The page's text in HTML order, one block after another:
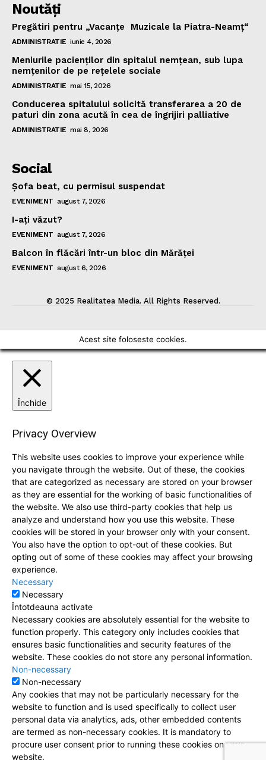
Noutăţi
Pregătiri pentru „Vacanţe Muzicale la Piatra-Neamţ“
ADMINISTRATIE iunie 4, 2026
Meniurile pacienţilor din spitalul nemţean, sub lupa
nemţenilor de pe reţelele sociale
ADMINISTRATIE mai 15, 2026
Conducerea spitalului solicită transferarea a 20 de
paturi din zona acută în cea de îngrijiri palliative
ADMINISTRATIE mai 8, 2026
Social
Şofa beat, cu permisul suspendat
EVENIMENT august 7, 2026
I-aţi văzut?
EVENIMENT august 7, 2026
Balcon în flăcări într-un bloc din Mărăţei
EVENIMENT august 6, 2026
© 2025 Realitatea Media. All Rights Reserved.
Acest site foloseste cookies.
Închide
Privacy Overview
This website uses cookies to improve your experience while
you navigate through the website. Out of these, the cookies
that are categorized as necessary are stored on your browser
as they are essential for the working of basic functionalities of
the website. We also use third-party cookies that help us
analyze and understand how you use this website. These
cookies will be stored in your browser only with your consent.
You also have the option to opt-out of these cookies. But
opting out of some of these cookies may affect your browsing
experience.
Necessary
Necessary
Întotdeauna activate
Necessary cookies are absolutely essential for the website to
function properly. This category only includes cookies that
ensures basic functionalities and security features of the
website. These cookies do not store any personal information.
Non-necessary
Non-necessary
Any cookies that may not be particularly necessary for the
website to function and is used specifically to collect user
personal data via analytics, ads, other embedded contents
are termed as non-necessary cookies. It is mandatory to
procure user consent prior to running these cookies on your
website.